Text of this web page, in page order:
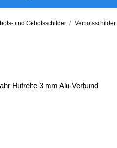
und Gebotsschilder Verbotsschilder